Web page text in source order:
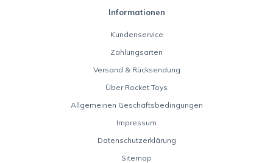
Informationen
Kundenservice
Zahlungsarten
Versand & Rücksendung
Über Rocket Toys
Allgemeinen Geschäftsbedingungen
Impressum
Datenschutzerklärung
Sitemap